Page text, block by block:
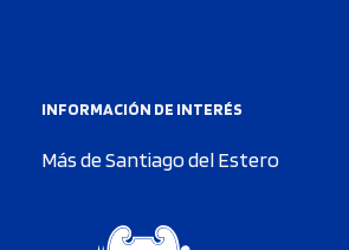
INFORMACIÓN DE INTERÉS
Más de Santiago del Estero